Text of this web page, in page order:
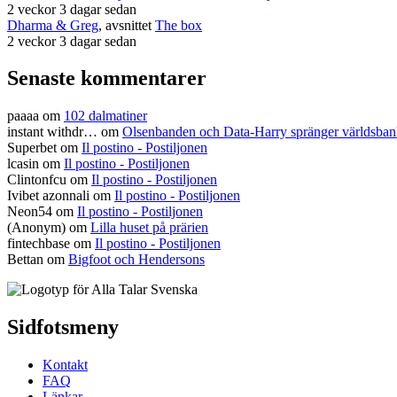
2 veckor 3 dagar sedan
Dharma & Greg, avsnittet The box
2 veckor 3 dagar sedan
Senaste kommentarer
paaaa om 102 dalmatiner
instant withdr… om Olsenbanden och Data-Harry spränger
Superbet om Il postino - Postiljonen
lcasin om Il postino - Postiljonen
Clintonfcu om Il postino - Postiljonen
Ivibet azonnali om Il postino - Postiljonen
Neon54 om Il postino - Postiljonen
(Anonym) om Lilla huset på prärien
fintechbase om Il postino - Postiljonen
Bettan om Bigfoot och Hendersons
Sidfotsmeny
Kontakt
FAQ